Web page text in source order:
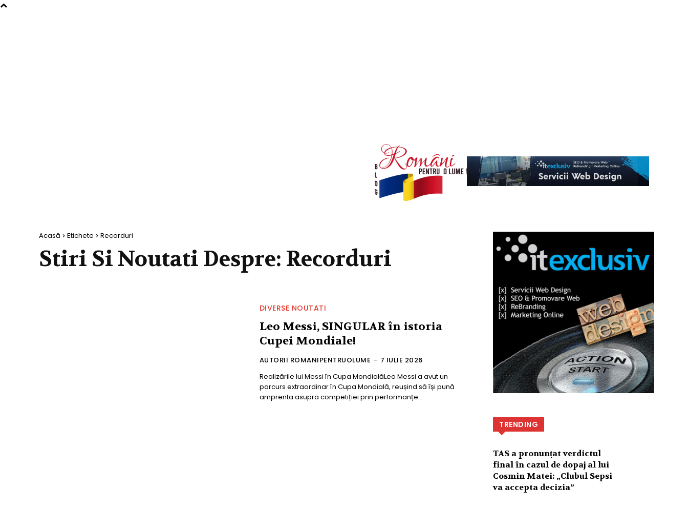
Acasă Etichete Recorduri
Stiri Si Noutati Despre: Recorduri
DIVERSE NOUTATI
Leo Messi, SINGULAR în istoria
Cupei Mondiale!
AUTORII ROMANIPENTRUOLUME - 7 IULIE 2026
Realizările lui Messi în Cupa MondialăLeo Messi a avut un
parcurs extraordinar în Cupa Mondială, reușind să își pună
amprenta asupra competiției prin performanțe...
TRENDING
TAS a pronunțat verdictul
final în cazul de dopaj al lui
Cosmin Matei: „Clubul Sepsi
va accepta decizia”